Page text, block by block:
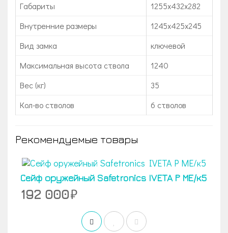
Габариты
1255х432х282
Внутренние размеры
1245х425х245
Вид замка
ключевой
Максимальная высота ствола
1240
Вес (кг)
35
Кол-во стволов
6 стволов
Рекомендуемые товары
Сейф оружейный Safetronics IVETA Р МЕ/к5
192 000